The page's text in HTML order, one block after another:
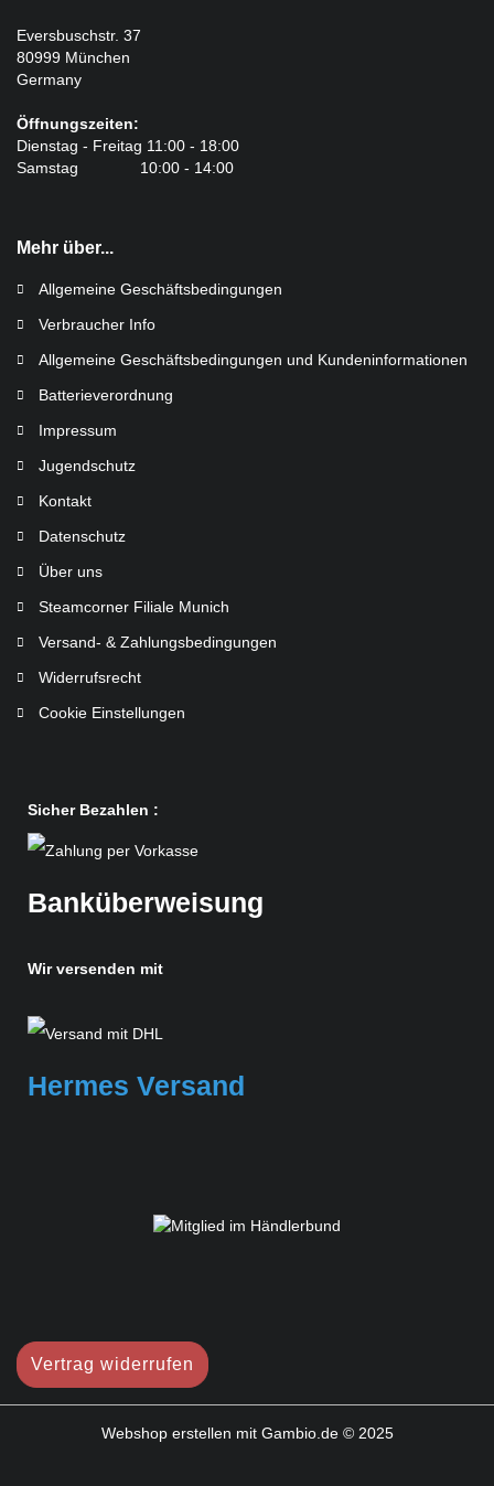
Eversbuschstr. 37
80999 München
Germany
Öffnungszeiten:
Dienstag - Freitag 11:00 - 18:00
Samstag 10:00 - 14:00
Mehr über...
Allgemeine Geschäftsbedingungen
Verbraucher Info
Allgemeine Geschäftsbedingungen und Kundeninformationen
Batterieverordnung
Impressum
Jugendschutz
Kontakt
Datenschutz
Über uns
Steamcorner Filiale Munich
Versand- & Zahlungsbedingungen
Widerrufsrecht
Cookie Einstellungen
Sicher Bezahlen :
Banküberweisung
Wir versenden mit
Hermes Versand
Vertrag widerrufen
Webshop erstellen mit Gambio.de © 2025